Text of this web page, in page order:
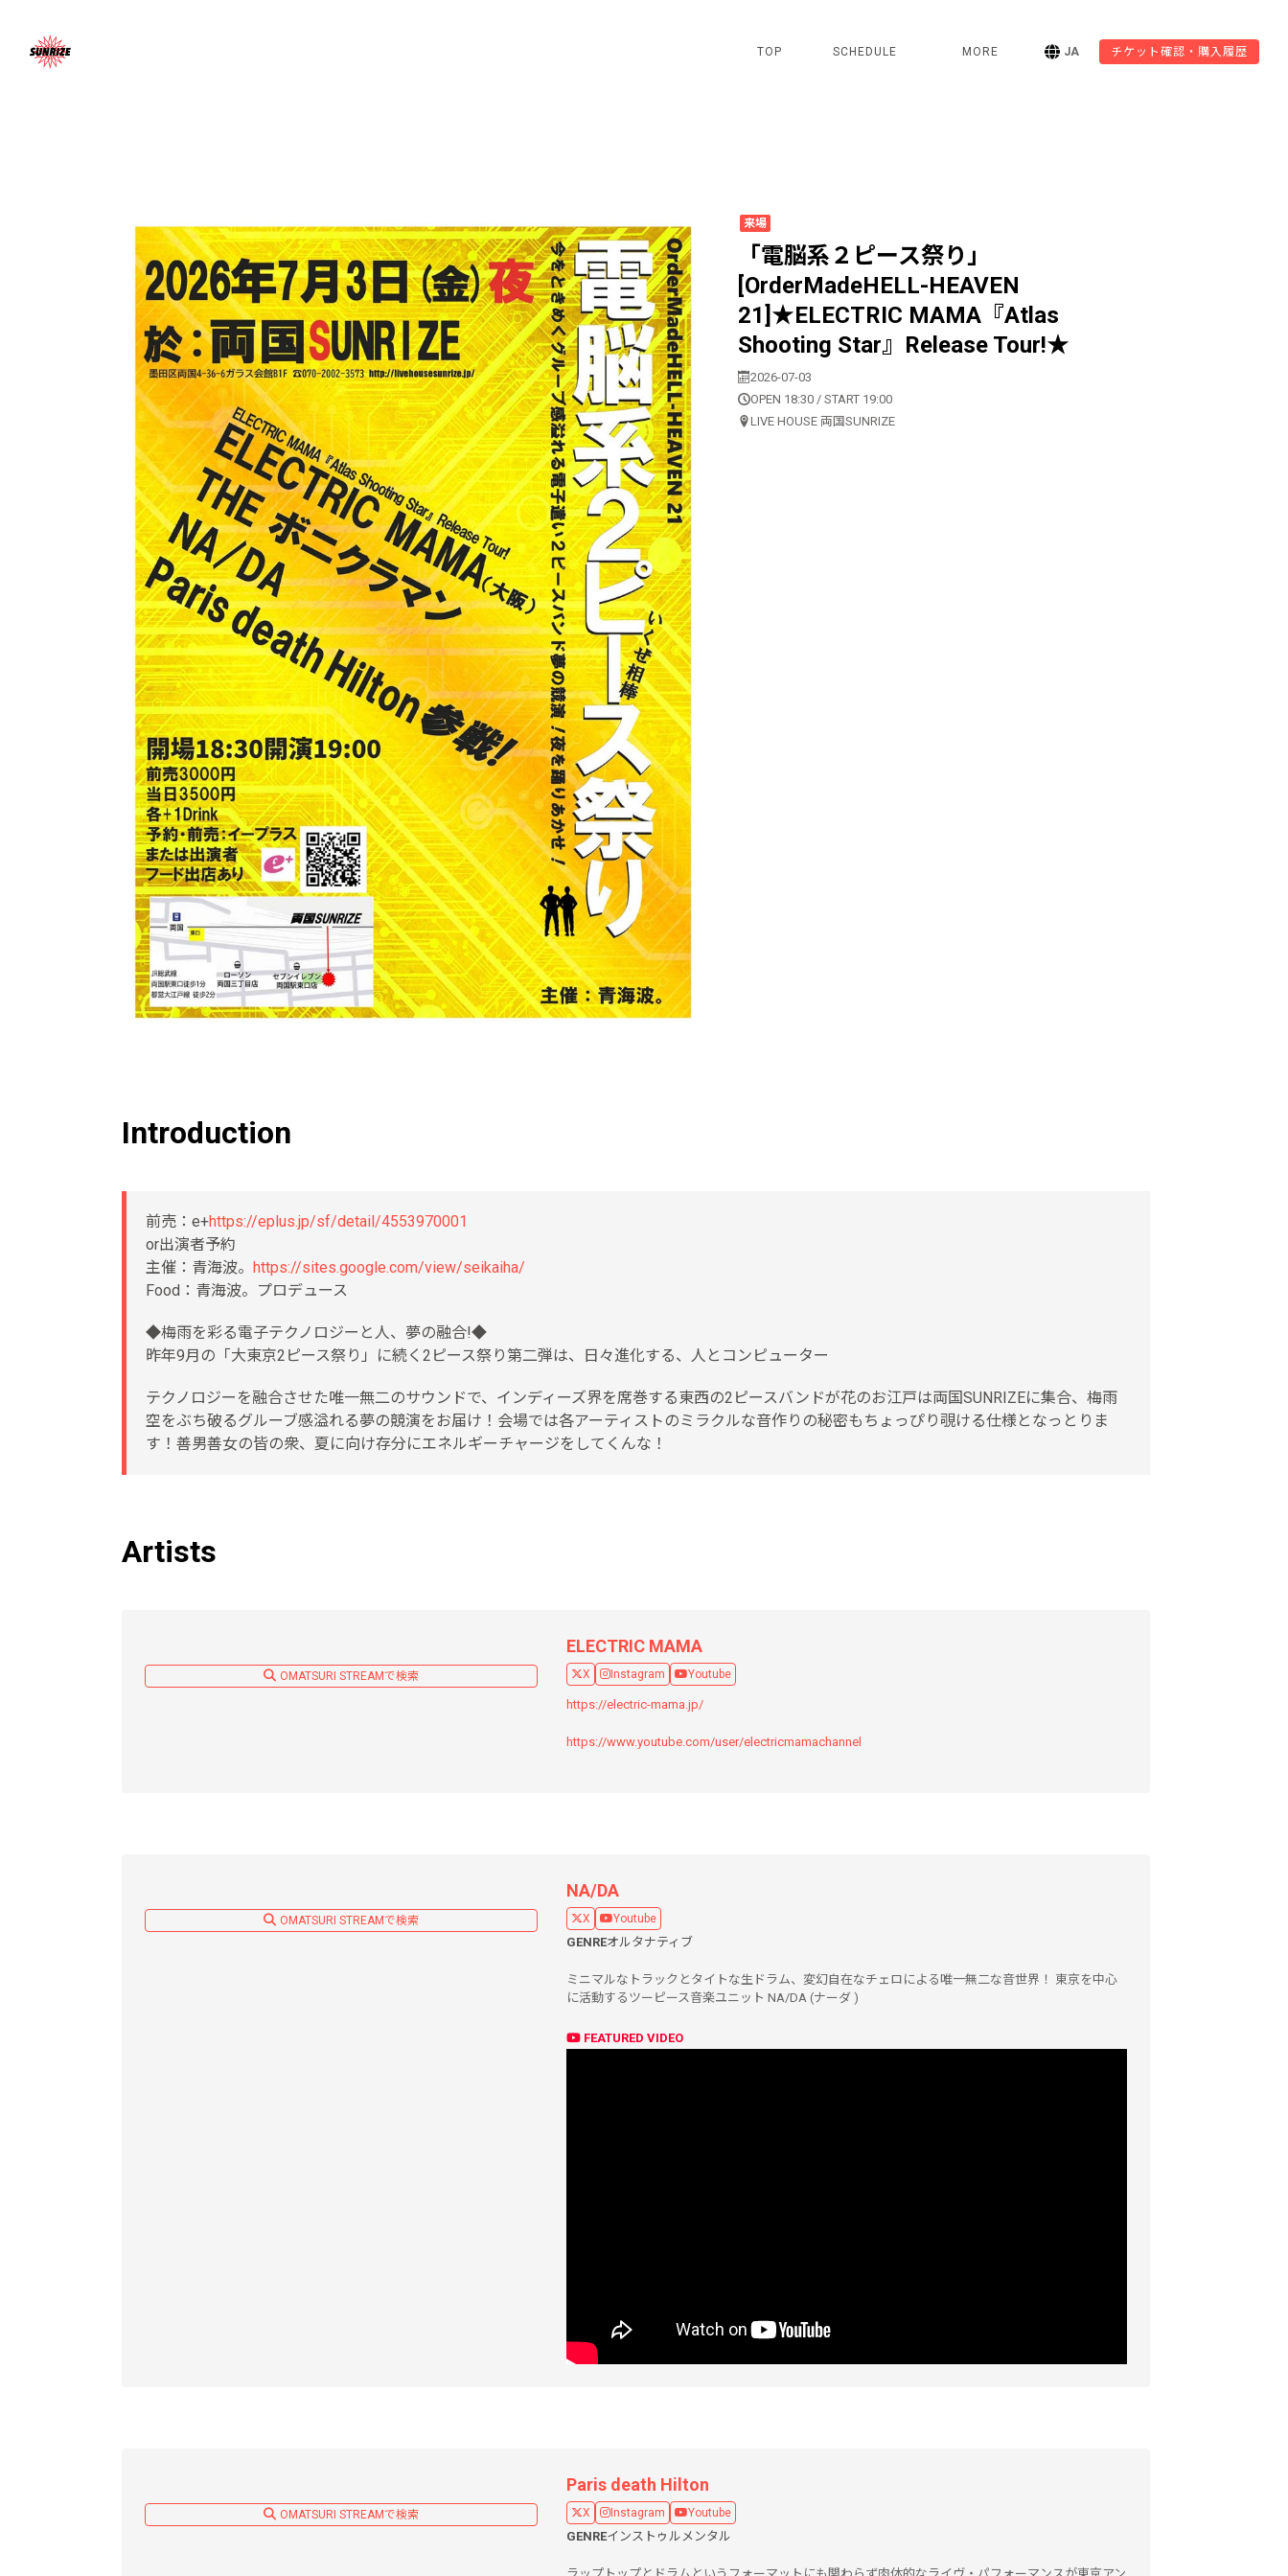
TOP SCHEDULE MORE JA チケット確認・購入履歴
来場
「電脳系２ピース祭り」
[OrderMadeHELL-HEAVEN
21]★ELECTRIC MAMA『Atlas
Shooting Star』Release Tour!★
2026-07-03
OPEN 18:30 / START 19:00
LIVE HOUSE 両国SUNRIZE
Introduction
前売：e+https://eplus.jp/sf/detail/4553970001
or出演者予約
主催：青海波。 https://sites.google.com/view/seikaiha/
Food：青海波。プロデュース
◆梅雨を彩る電子テクノロジーと人、夢の融合!◆
昨年9月の「大東京2ピース祭り」に続く2ピース祭り第二弾は、日々進化する、人とコンピューター
テクノロジーを融合させた唯一無二のサウンドで、インディーズ界を席巻する東西の2ピースバンドが花のお江戸は両国SUNRIZEに集合、梅雨
空をぶち破るグルーブ感溢れる夢の競演をお届け！会場では各アーティストのミラクルな音作りの秘密もちょっぴり覗ける仕様となっとりま
す！善男善女の皆の衆、夏に向け存分にエネルギーチャージをしてくんな！
Artists
OMATSURI STREAMで検索
ELECTRIC MAMA
X Instagram Youtube
https://electric-mama.jp/
https://www.youtube.com/user/electricmamachannel
OMATSURI STREAMで検索
NA/DA
X Youtube
GENREオルタナティブ
ミニマルなトラックとタイトな生ドラム、変幻自在なチェロによる唯一無二な音世界！ 東京を中心
に活動するツーピース音楽ユニット NA/DA (ナーダ )
FEATURED VIDEO
OMATSURI STREAMで検索
Paris death Hilton
X Instagram Youtube
GENREインストゥルメンタル